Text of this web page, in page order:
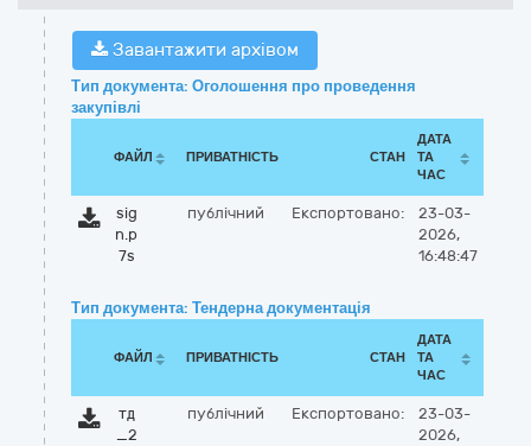
Завантажити архівом
Тип документа: Оголошення про проведення
закупівлі
ФАЙЛ ПРИВАТНІСТЬ СТАН
ДАТА
ТА
ЧАС
sig
n.p
7s
публічний Експортовано:
23-03-
2026,
16:48:47
Тип документа: Тендерна документація
ФАЙЛ ПРИВАТНІСТЬ СТАН
ДАТА
ТА
ЧАС
тд
_2
публічний Експортовано:
23-03-
2026,